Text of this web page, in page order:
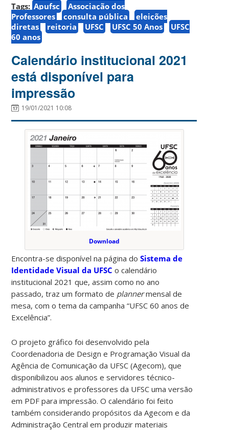
Tags: Apufsc
Associação dos
Professores
consulta pública
eleições
diretas
reitoria UFSC UFSC 50 Anos
UFSC
60 anos
Calendário institucional 2021
está disponível para
impressão
19/01/2021 10:08
Download
Encontra-se disponível na página doSistema de
Identidade Visual da UFSC o calendário
institucional 2021 que, assim como no ano
passado, traz um formato de plannermensal de
mesa, com o tema da campanha “UFSC 60 anos de
Excelência”.
O projeto gráfico foi desenvolvido pela
Coordenadoria de Design e Programação Visual da
Agência de Comunicação da UFSC (Agecom), que
disponibilizou aos alunos e servidores técnico-
administrativos e professores da UFSC uma versão
em PDF para impressão. O calendário foi feito
também considerando propósitos da Agecom e da
Administração Central em produzir materiais